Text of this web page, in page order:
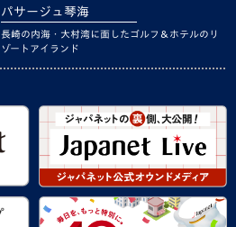
パサージュ琴海
長崎の内海・大村湾に面したゴルフ＆ホテルのリ
ゾートアイランド